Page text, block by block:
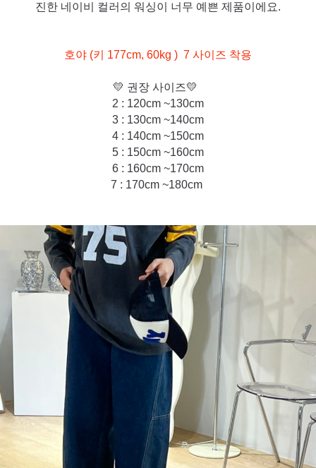
진한 네이비 컬러의 워싱이 너무 예쁜 제품이에요.
호야 (키 177cm, 60kg ) 7 사이즈 착용
💛 권장 사이즈💛
2 : 120cm ~130cm
3 : 130cm ~140cm
4 : 140cm ~150cm
5 : 150cm ~160cm
6 : 160cm ~170cm
7 : 170cm ~180cm